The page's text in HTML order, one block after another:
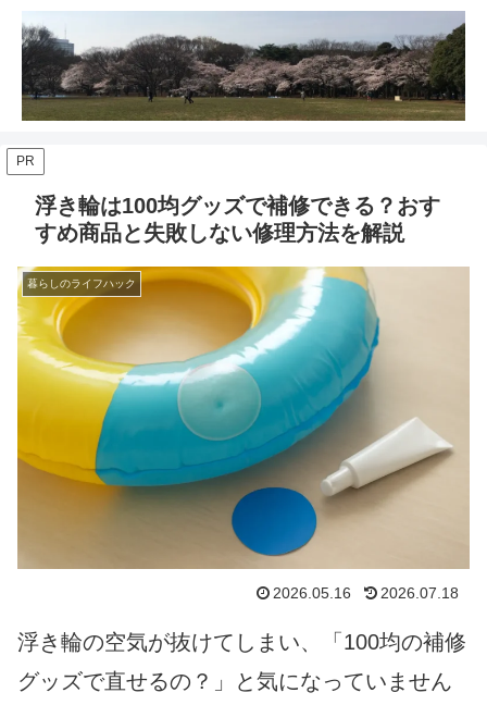
PR
浮き輪は100均グッズで補修できる？おす
すめ商品と失敗しない修理方法を解説
暮らしのライフハック
2026.05.16 2026.07.18
浮き輪の空気が抜けてしまい、「100均の補修
グッズで直せるの？」と気になっていません